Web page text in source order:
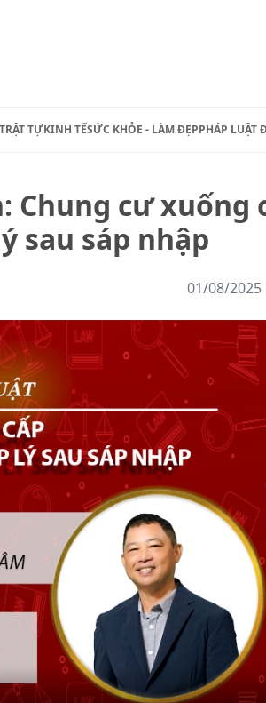
TỰKINH TẾSỨC KHỎE - LÀM ĐẸPPHÁP LUẬT
Chung cư xuống
sau sáp nhập
01/08/2025